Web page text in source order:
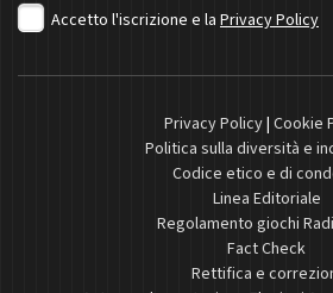
Accetto l'iscrizione e la Privacy Policy
Privacy Policy| Cookie
Politica sulla diversità e
Codice etico e di
Linea Editoriale
Regolamento giochi
Fact Check
Rettifica e